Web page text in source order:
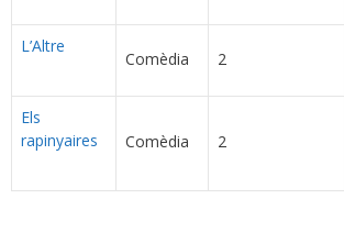
L’Altre
Comèdia 2
Els
rapinyaires
Comèdia 2